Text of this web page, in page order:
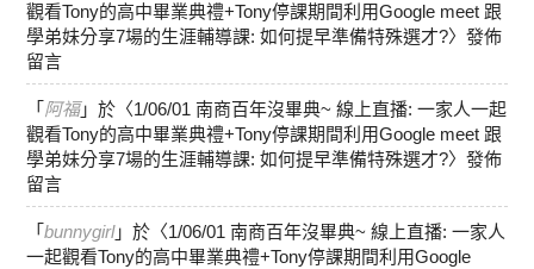
觀看Tony的高中畢業典禮+Tony停課期間利用Google meet 跟
學弟妹分享7場的生涯輔導課: 如何提早準備特殊選才?〉發佈
留言
「 阿福」於〈1/06/01 南商百年沒畢典~ 線上直播: 一家人一起
觀看Tony的高中畢業典禮+Tony停課期間利用Google meet 跟
學弟妹分享7場的生涯輔導課: 如何提早準備特殊選才?〉發佈
留言
「bunnygirl」於〈1/06/01 南商百年沒畢典~ 線上直播: 一家人
一起觀看Tony的高中畢業典禮+Tony停課期間利用Google